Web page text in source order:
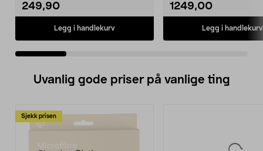
249,90
Legg i handlekurv
1249,00
Legg i handlekurv
Uvanlig gode priser på vanlige ting
Sjekk prisen